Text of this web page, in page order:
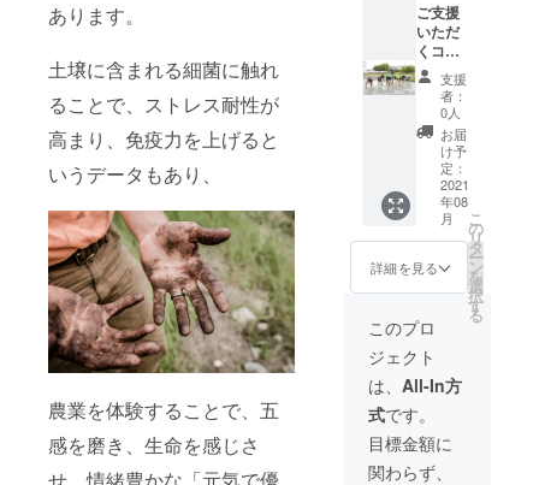
あります。
土壌に含まれる細菌に触れ
ることで、ストレス耐性が
高まり、免疫力を上げると
いうデータもあり、
農業を体験することで、五
感を磨き、生命を感じさ
くださ
い。
禍につ
き有効
期限を
長めに
設定し
ており
ますの
で、感
染状況
等、各
自ご判
断の上
ご予約
くださ
ト開催
時SNS
等に掲
載させ
て頂き
ます。
「お写
真を撮
回の体
験には
人数制
限があ
ります
ので、
ご希望
の回に
参加で
きない
場合も
ござい
ます。
・有効
日より2
年間と
させて
いただ
きま
す。コ
ロナ禍
につ
き、有
米」を
少しば
かりで
すがお
届けい
たしま
す。 新
米30Kg
を予定
してい
ます
が、や
むを得
ず、天
候不
良、不
作等で
お届け
できな
い場合
もござ
いま
す。 ・
お礼の
お葉書
菜を
たっぷ
り使っ
た「季
節のラ
チ」、
★田植
え、収
穫、稲
刈りな
どの
「農業
体
験」、
ラン
チ、体
験、共
にペア
―ご招
待券を
お送り
いたし
ます。
「お写
ご支援
いただ
くコー
スで
す。 感
謝を込
めて、
「お礼
のお葉
書」
と、 ★
ご支援
いただ
いた方
の「お
写真を
撮影」
致しま
す。 ★
畑で取
れた野
菜を
たっぷ
り使っ
た「季
支援
者：
0人
お届
け予
定：
2021
年08
月
詳細を見る
こ
の
リ
タ
ー
ン
を
選
択
す
る
このプロ
ジェクト
は、 All-In方
式です。
目標金額に
関わらず、